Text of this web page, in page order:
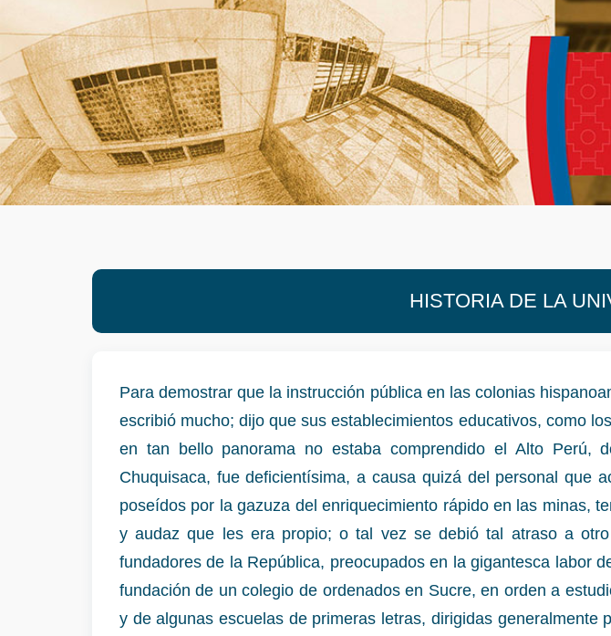
HISTORIA DE LA
Para demostrar que la instrucción pública en las colonias
escribió mucho; dijo que sus establecimientos educativos, como
en tan bello panorama no estaba comprendido el Alto Perú,
Chuquisaca, fue deficientísima, a causa quizá del personal que
poseídos por la gazuza del enriquecimiento rápido en las minas,
y audaz que les era propio; o tal vez se debió tal atraso a
fundadores de la República, preocupados en la gigantesca labor
fundación de un colegio de ordenados en Sucre, en orden a
y de algunas escuelas de primeras letras, dirigidas